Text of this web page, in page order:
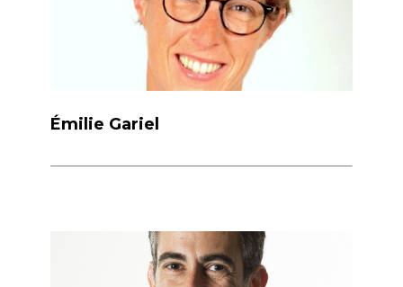
Émilie Gariel